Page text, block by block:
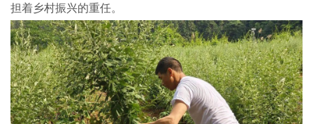
担着乡村振兴的重任。